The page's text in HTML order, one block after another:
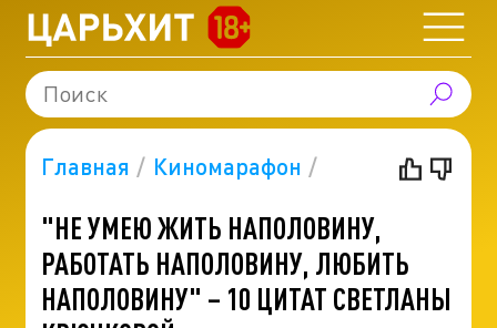
Главная Киномарафон
"НЕ УМЕЮ ЖИТЬ НАПОЛОВИНУ,
РАБОТАТЬ НАПОЛОВИНУ, ЛЮБИТЬ
НАПОЛОВИНУ" – 10 ЦИТАТ СВЕТЛАНЫ